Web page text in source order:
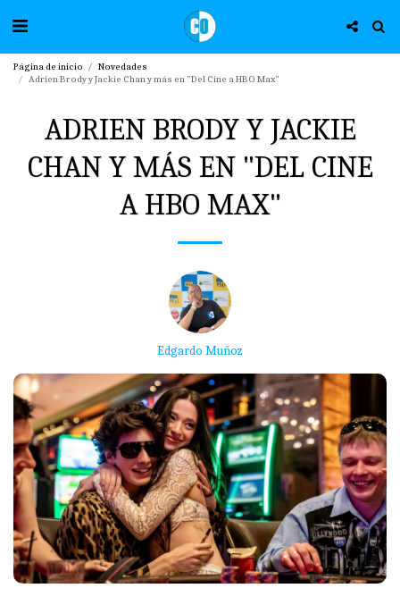
Página de inicio
Novedades
Adrien Brody y Jackie Chan y más en "Del Cine a HBO Max"
ADRIEN BRODY Y JACKIE
CHAN Y MÁS EN "DEL CINE
A HBO MAX"
Edgardo Muñoz